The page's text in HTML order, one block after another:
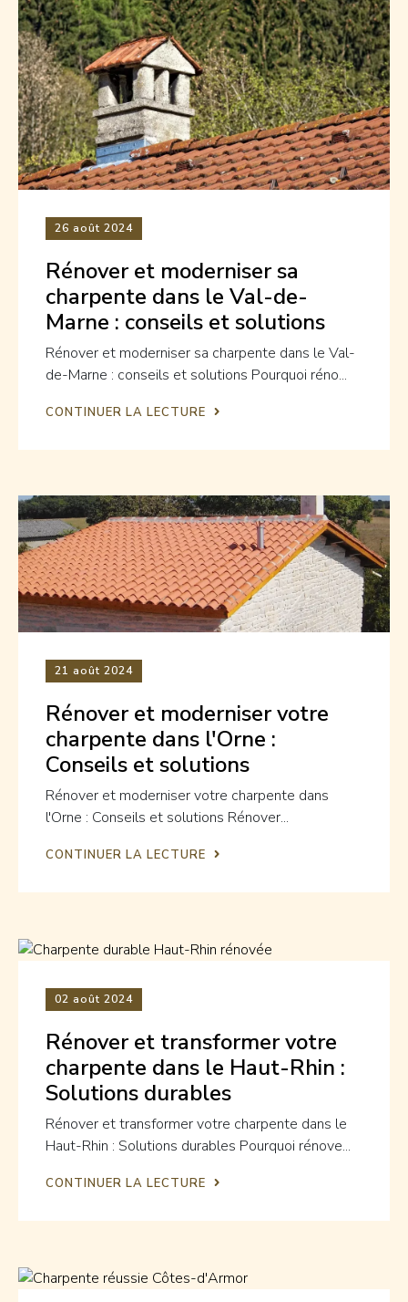
26 août 2024
Rénover et moderniser sa
charpente dans le Val-de-
Marne : conseils et solutions
Rénover et moderniser sa charpente dans le Val-
de-Marne : conseils et solutions Pourquoi réno...
CONTINUER LA LECTURE
21 août 2024
Rénover et moderniser votre
charpente dans l'Orne :
Conseils et solutions
Rénover et moderniser votre charpente dans
l'Orne : Conseils et solutions Rénover...
CONTINUER LA LECTURE
02 août 2024
Rénover et transformer votre
charpente dans le Haut-Rhin :
Solutions durables
Rénover et transformer votre charpente dans le
Haut-Rhin : Solutions durables Pourquoi rénove...
CONTINUER LA LECTURE